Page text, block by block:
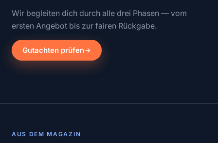
Wir begleiten dich durch alle drei Phasen — vom
ersten Angebot bis zur fairen Rückgabe.
Gutachten prüfen
AUS DEM MAGAZIN